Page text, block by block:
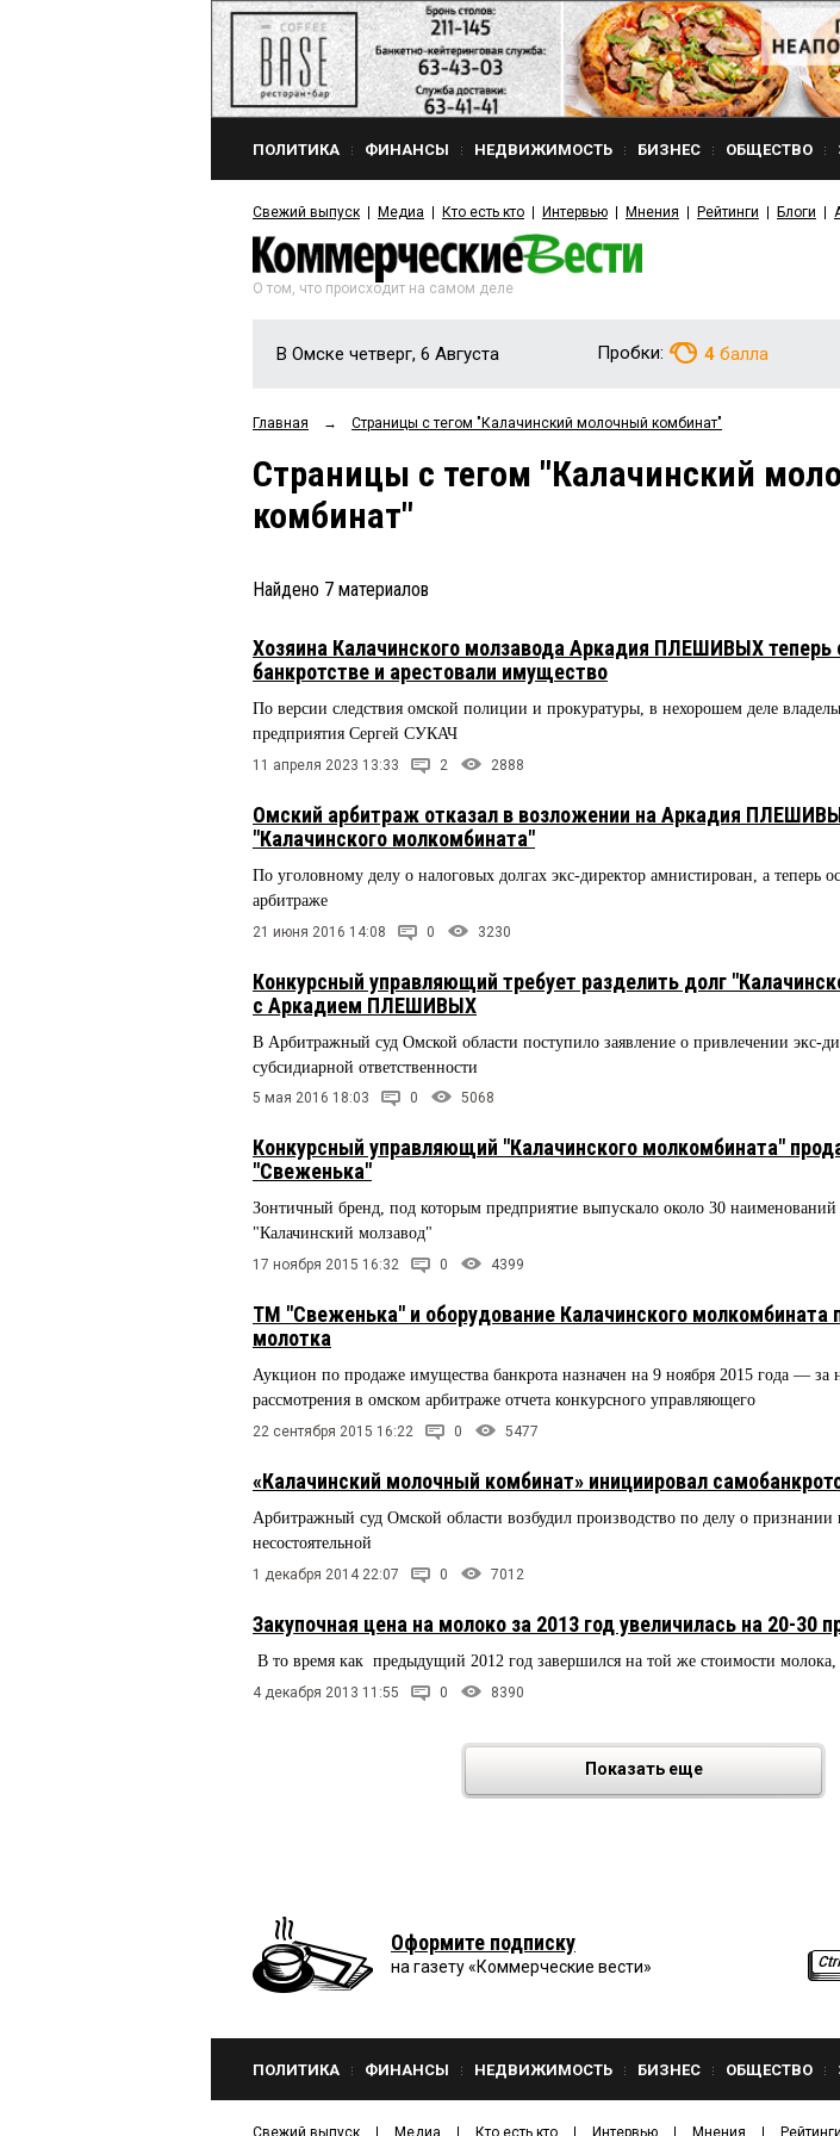
ПОЛИТИКА ФИНАНСЫ НЕДВИЖИМОСТЬ БИЗНЕС ОБЩЕСТВО
Свежий выпуск Медиа Кто есть кто Интервью Мнения Рейтинги Блоги
О том, что происходит на самом деле
В Омске четверг, 6 Августа Пробки: 4 балла
Главная → Страницы c тегом "Калачинский молочный комбинат"
Страницы c тегом "Калачинский
комбинат"
Найдено 7 материалов
Хозяина Калачинского молзавода Аркадия ПЛЕШИВЫХ теперь
банкротстве и арестовали имущество
По версии следствия омской полиции и прокуратуры, в нехорошем деле
предприятия Сергей СУКАЧ
11 апреля 2023 13:33 2 2888
Омский арбитраж отказал в возложении на Аркадия
"Калачинского молкомбината"
По уголовному делу о налоговых долгах экс-директор амнистирован, а теперь
арбитраже
21 июня 2016 14:08 0 3230
Конкурсный управляющий требует разделить долг
с Аркадием ПЛЕШИВЫХ
В Арбитражный суд Омской области поступило заявление о привлечении экс-
субсидиарной ответственности
5 мая 2016 18:03 0 5068
Конкурсный управляющий "Калачинского молкомбината"
"Свеженька"
Зонтичный бренд, под которым предприятие выпускало около 30
"Калачинский молзавод"
17 ноября 2015 16:32 0 4399
ТМ "Свеженька" и оборудование Калачинского молкомбината
молотка
Аукцион по продаже имущества банкрота назначен на 9 ноября 2015 года — за
рассмотрения в омском арбитраже отчета конкурсного управляющего
22 сентября 2015 16:22 0 5477
«Калачинский молочный комбинат» инициировал
Арбитражный суд Омской области возбудил производство по делу о признании
несостоятельной
1 декабря 2014 22:07 0 7012
Закупочная цена на молоко за 2013 год увеличилась на 20-30
В то время как предыдущий 2012 год завершился на той же стоимости молока,
4 декабря 2013 11:55 0 8390
Показать еще
Оформите подписку
на газету «Коммерческие вести»
ПОЛИТИКА ФИНАНСЫ НЕДВИЖИМОСТЬ БИЗНЕС ОБЩЕСТВО
Свежий выпуск Медиа Кто есть кто Интервью Мнения Рейтинги